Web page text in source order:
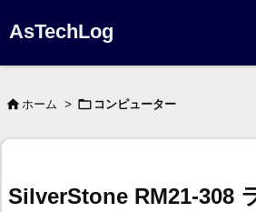
AsTechLog
 ホーム >  コンピューター
SilverStone RM21-308